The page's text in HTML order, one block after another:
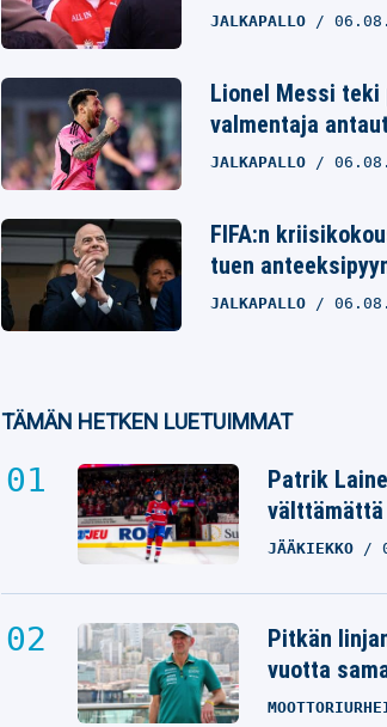
JALKAPALLO
Lionel Messi
valmentaja
JALKAPALLO
FIFA:n
tuen
JALKAPALLO
TÄMÄN HETKEN LUETUIMMAT
Patrik
välttämättä
JÄÄKIEKKO
Pitkän
vuotta